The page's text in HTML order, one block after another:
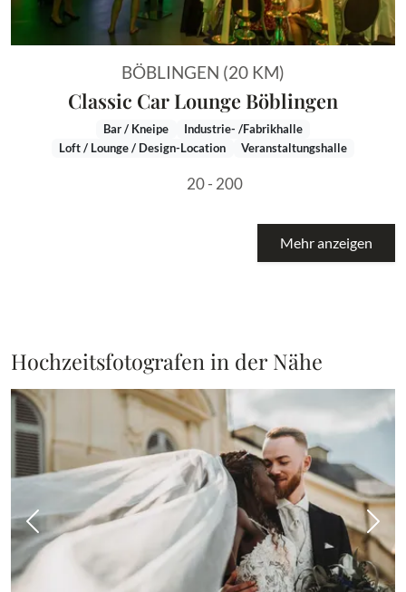
BÖBLINGEN (20 KM)
Classic Car Lounge Böblingen
Bar / Kneipe
Industrie- /Fabrikhalle
Loft / Lounge / Design-Location
Veranstaltungshalle
20 - 200
Mehr anzeigen
Hochzeitsfotografen in der Nähe
Vorheriges Bild